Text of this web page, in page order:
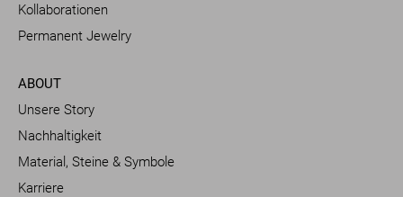
Kollaborationen
Permanent Jewelry
ABOUT
Unsere Story
Nachhaltigkeit
Material, Steine & Symbole
Karriere